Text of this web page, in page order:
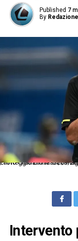
Published 7
By
Cm Reggio Emilia 14/09/2025 - campionato di calcio serie A
Intervento